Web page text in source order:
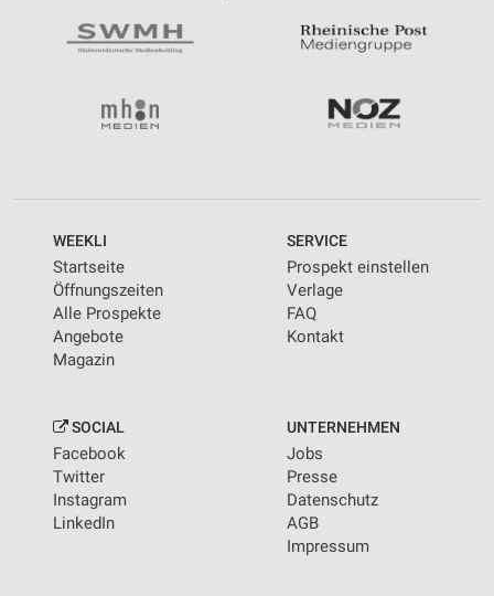
WEEKLI
Startseite
Öffnungszeiten
Alle Prospekte
Angebote
Magazin
SERVICE
Prospekt einstellen
Verlage
FAQ
Kontakt
SOCIAL
Facebook
Twitter
Instagram
LinkedIn
UNTERNEHMEN
Jobs
Presse
Datenschutz
AGB
Impressum